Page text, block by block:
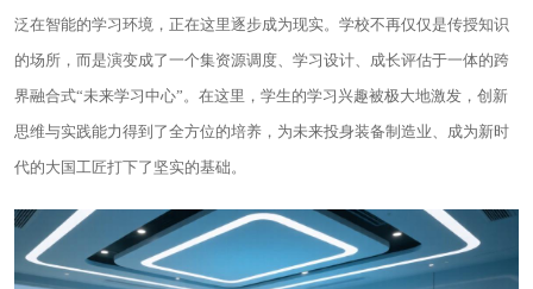
泛在智能的学习环境，正在这里逐步成为现实。学校不再仅仅是传授知识
的场所，而是演变成了一个集资源调度、学习设计、成长评估于一体的跨
界融合式“未来学习中心”。在这里，学生的学习兴趣被极大地激发，创新
思维与实践能力得到了全方位的培养，为未来投身装备制造业、成为新时
代的大国工匠打下了坚实的基础。